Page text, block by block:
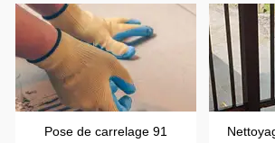
Pose de carrelage 91